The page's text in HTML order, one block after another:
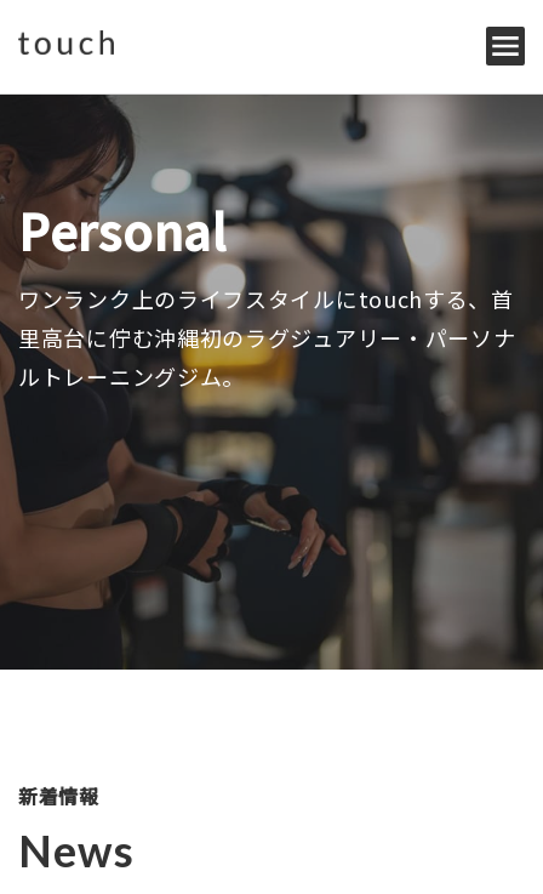
Personal
ワンランク上のライフスタイルにtouchする、 首
里高台に佇む沖縄初のラグジュアリー・パーソナ
ルトレーニングジム。
新着情報
News